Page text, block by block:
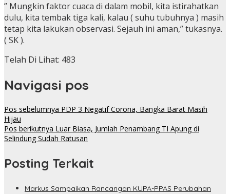
” Mungkin faktor cuaca di dalam mobil, kita istirahatkan
dulu, kita tembak tiga kali, kalau ( suhu tubuhnya ) masih
tetap kita lakukan observasi. Sejauh ini aman,” tukasnya.
( SK ).
Telah Di Lihat: 483
Navigasi pos
Pos sebelumnya PDP 3 Negatif Corona, Bangka Barat Masih
Hijau
Pos berikutnya Luar Biasa, Jumlah Penambang TI Apung di
Selindung Sudah Ratusan
Posting Terkait
Markus Sampaikan Rancangan KUPA-PPAS Perubahan